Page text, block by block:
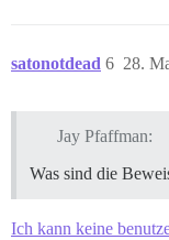
satonotdead 28.
6
Jay Pfaffman:
Was sind die
Ich kann keine